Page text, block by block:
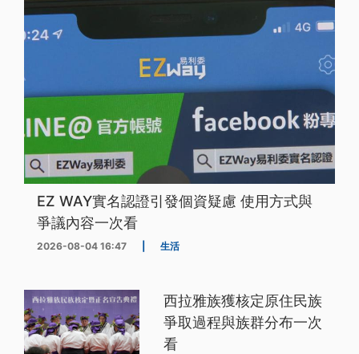
EZ WAY實名認證引發個資疑慮 使用方式與
爭議內容一次看
2026-08-04 16:47 生活
西拉雅族獲核定原住民族
爭取過程與族群分布一次
看